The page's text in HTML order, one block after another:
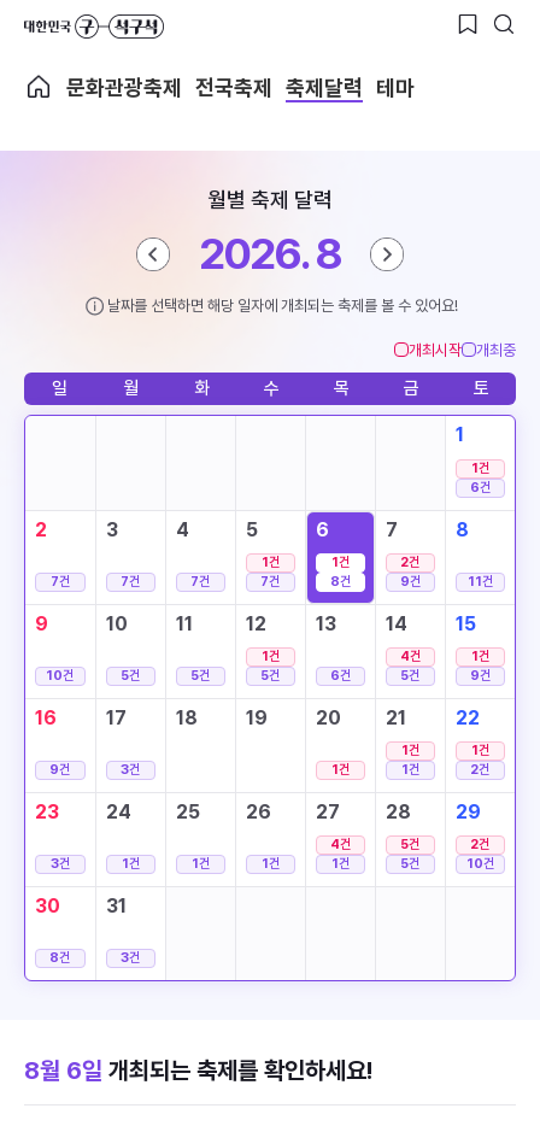
문화관광축제 전국축제 축제달력 테마
월별 축제 달력
2026. 8
날짜를 선택하면 해당 일자에 개최되는 축제를 볼 수 있어요!
개최시작 개최중
일 월 화 수 목 금 토
1
1건
6건
2
7건
3
7건
4
7건
5
1건
7건
6
1건
8건
7
2건
9건
8
11건
9
10건
10
5건
11
5건
12
1건
5건
13
6건
14
4건
5건
15
1건
9건
16
9건
17
3건
18 19 20
1건
21
1건
1건
22
1건
2건
23
3건
24
1건
25
1건
26
1건
27
4건
1건
28
5건
5건
29
2건
10건
30
8건
31
3건
8월 6일 개최되는 축제를 확인하세요!